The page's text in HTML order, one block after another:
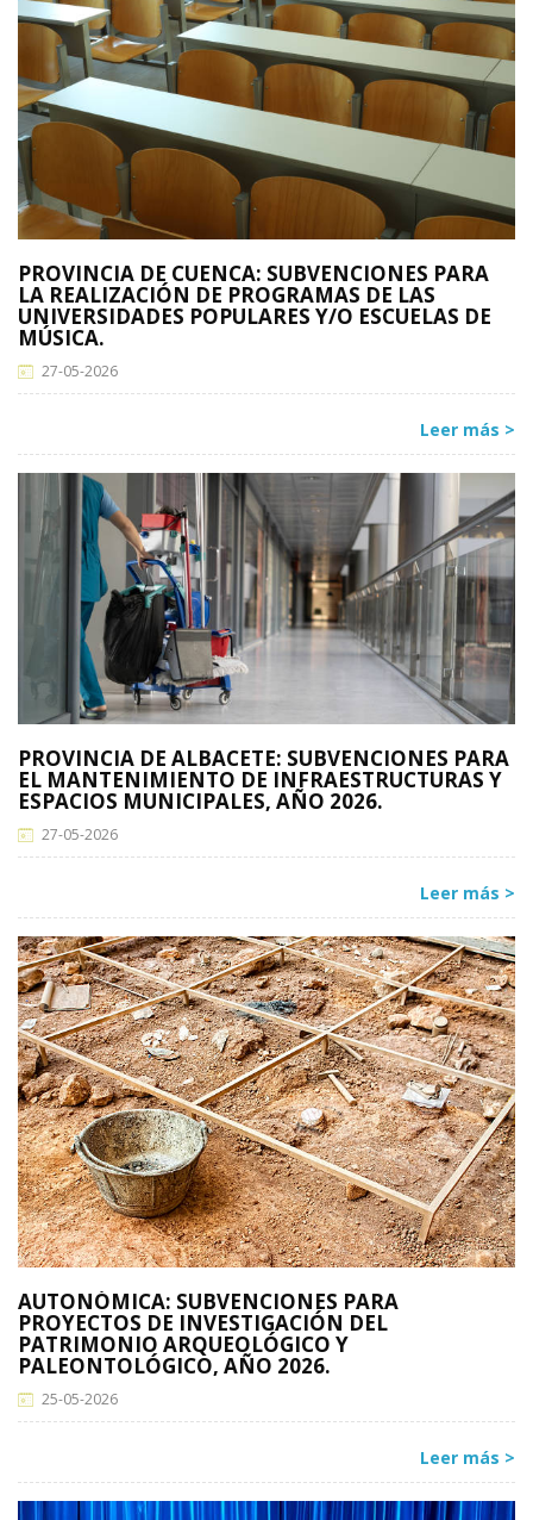
PROVINCIA DE CUENCA: SUBVENCIONES PARA
LA REALIZACIÓN DE PROGRAMAS DE LAS
UNIVERSIDADES POPULARES Y/O ESCUELAS DE
MÚSICA.
27-05-2026
Leer más >
PROVINCIA DE ALBACETE: SUBVENCIONES PARA
EL MANTENIMIENTO DE INFRAESTRUCTURAS Y
ESPACIOS MUNICIPALES, AÑO 2026.
27-05-2026
Leer más >
AUTONÓMICA: SUBVENCIONES PARA
PROYECTOS DE INVESTIGACIÓN DEL
PATRIMONIO ARQUEOLÓGICO Y
PALEONTOLÓGICO, AÑO 2026.
25-05-2026
Leer más >